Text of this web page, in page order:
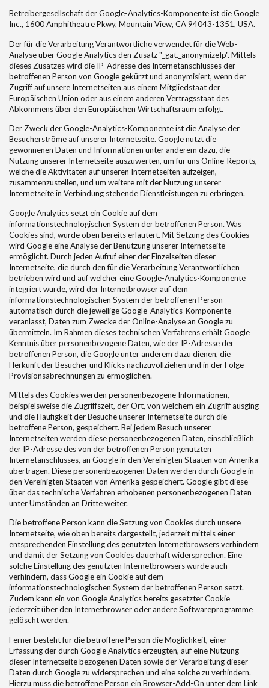
Betreibergesellschaft der Google-Analytics-Komponente ist die Google
Inc., 1600 Amphitheatre Pkwy, Mountain View, CA 94043-1351, USA.
Der für die Verarbeitung Verantwortliche verwendet für die Web-
Analyse über Google Analytics den Zusatz "_gat._anonymizeIp". Mittels
dieses Zusatzes wird die IP-Adresse des Internetanschlusses der
betroffenen Person von Google gekürzt und anonymisiert, wenn der
Zugriff auf unsere Internetseiten aus einem Mitgliedstaat der
Europäischen Union oder aus einem anderen Vertragsstaat des
Abkommens über den Europäischen Wirtschaftsraum erfolgt.
Der Zweck der Google-Analytics-Komponente ist die Analyse der
Besucherströme auf unserer Internetseite. Google nutzt die
gewonnenen Daten und Informationen unter anderem dazu, die
Nutzung unserer Internetseite auszuwerten, um für uns Online-Reports,
welche die Aktivitäten auf unseren Internetseiten aufzeigen,
zusammenzustellen, und um weitere mit der Nutzung unserer
Internetseite in Verbindung stehende Dienstleistungen zu erbringen.
Google Analytics setzt ein Cookie auf dem
informationstechnologischen System der betroffenen Person. Was
Cookies sind, wurde oben bereits erläutert. Mit Setzung des Cookies
wird Google eine Analyse der Benutzung unserer Internetseite
ermöglicht. Durch jeden Aufruf einer der Einzelseiten dieser
Internetseite, die durch den für die Verarbeitung Verantwortlichen
betrieben wird und auf welcher eine Google-Analytics-Komponente
integriert wurde, wird der Internetbrowser auf dem
informationstechnologischen System der betroffenen Person
automatisch durch die jeweilige Google-Analytics-Komponente
veranlasst, Daten zum Zwecke der Online-Analyse an Google zu
übermitteln. Im Rahmen dieses technischen Verfahrens erhält Google
Kenntnis über personenbezogene Daten, wie der IP-Adresse der
betroffenen Person, die Google unter anderem dazu dienen, die
Herkunft der Besucher und Klicks nachzuvollziehen und in der Folge
Provisionsabrechnungen zu ermöglichen.
Mittels des Cookies werden personenbezogene Informationen,
beispielsweise die Zugriffszeit, der Ort, von welchem ein Zugriff ausging
und die Häufigkeit der Besuche unserer Internetseite durch die
betroffene Person, gespeichert. Bei jedem Besuch unserer
Internetseiten werden diese personenbezogenen Daten, einschließlich
der IP-Adresse des von der betroffenen Person genutzten
Internetanschlusses, an Google in den Vereinigten Staaten von Amerika
übertragen. Diese personenbezogenen Daten werden durch Google in
den Vereinigten Staaten von Amerika gespeichert. Google gibt diese
über das technische Verfahren erhobenen personenbezogenen Daten
unter Umständen an Dritte weiter.
Die betroffene Person kann die Setzung von Cookies durch unsere
Internetseite, wie oben bereits dargestellt, jederzeit mittels einer
entsprechenden Einstellung des genutzten Internetbrowsers verhindern
und damit der Setzung von Cookies dauerhaft widersprechen. Eine
solche Einstellung des genutzten Internetbrowsers würde auch
verhindern, dass Google ein Cookie auf dem
informationstechnologischen System der betroffenen Person setzt.
Zudem kann ein von Google Analytics bereits gesetzter Cookie
jederzeit über den Internetbrowser oder andere Softwareprogramme
gelöscht werden.
Ferner besteht für die betroffene Person die Möglichkeit, einer
Erfassung der durch Google Analytics erzeugten, auf eine Nutzung
dieser Internetseite bezogenen Daten sowie der Verarbeitung dieser
Daten durch Google zu widersprechen und eine solche zu verhindern.
Hierzu muss die betroffene Person ein Browser-Add-On unter dem Link